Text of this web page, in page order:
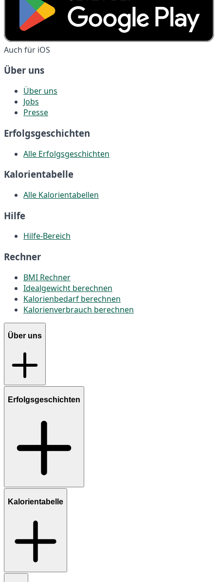
Auch für iOS
Über uns
Über uns
Jobs
Presse
Erfolgsgeschichten
Alle Erfolgsgeschichten
Kalorientabelle
Alle Kalorientabellen
Hilfe
Hilfe-Bereich
Rechner
BMI Rechner
Idealgewicht berechnen
Kalorienbedarf berechnen
Kalorienverbrauch berechnen
Über uns
Erfolgsgeschichten
Kalorientabelle